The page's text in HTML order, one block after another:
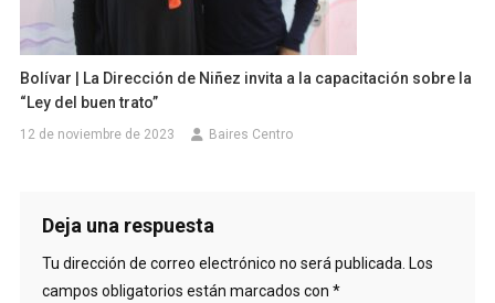
Bolívar | La Dirección de Niñez invita a la capacitación sobre la
“Ley del buen trato”
12 de noviembre de 2023 Baires Centro
Deja una respuesta
Tu dirección de correo electrónico no será publicada. Los
campos obligatorios están marcados con *